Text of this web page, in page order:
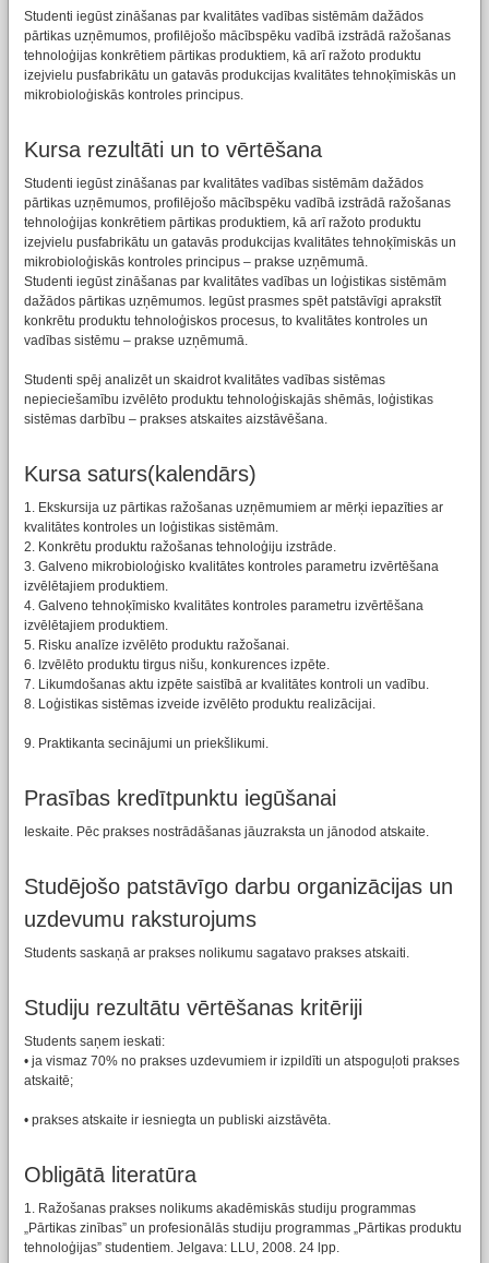
Studenti iegūst zināšanas par kvalitātes vadības sistēmām dažādos
pārtikas uzņēmumos, profilējošo mācībspēku vadībā izstrādā ražošanas
tehnoloģijas konkrētiem pārtikas produktiem, kā arī ražoto produktu
izejvielu pusfabrikātu un gatavās produkcijas kvalitātes tehnoķīmiskās un
mikrobioloģiskās kontroles principus.
Kursa rezultāti un to vērtēšana
Studenti iegūst zināšanas par kvalitātes vadības sistēmām dažādos
pārtikas uzņēmumos, profilējošo mācībspēku vadībā izstrādā ražošanas
tehnoloģijas konkrētiem pārtikas produktiem, kā arī ražoto produktu
izejvielu pusfabrikātu un gatavās produkcijas kvalitātes tehnoķīmiskās un
mikrobioloģiskās kontroles principus – prakse uzņēmumā.
Studenti iegūst zināšanas par kvalitātes vadības un loģistikas sistēmām
dažādos pārtikas uzņēmumos. Iegūst prasmes spēt patstāvīgi aprakstīt
konkrētu produktu tehnoloģiskos procesus, to kvalitātes kontroles un
vadības sistēmu – prakse uzņēmumā.
Studenti spēj analizēt un skaidrot kvalitātes vadības sistēmas
nepieciešamību izvēlēto produktu tehnoloģiskajās shēmās, loģistikas
sistēmas darbību – prakses atskaites aizstāvēšana.
Kursa saturs(kalendārs)
1. Ekskursija uz pārtikas ražošanas uzņēmumiem ar mērķi iepazīties ar
kvalitātes kontroles un loģistikas sistēmām.
2. Konkrētu produktu ražošanas tehnoloģiju izstrāde.
3. Galveno mikrobioloģisko kvalitātes kontroles parametru izvērtēšana
izvēlētajiem produktiem.
4. Galveno tehnoķīmisko kvalitātes kontroles parametru izvērtēšana
izvēlētajiem produktiem.
5. Risku analīze izvēlēto produktu ražošanai.
6. Izvēlēto produktu tirgus nišu, konkurences izpēte.
7. Likumdošanas aktu izpēte saistībā ar kvalitātes kontroli un vadību.
8. Loģistikas sistēmas izveide izvēlēto produktu realizācijai.
9. Praktikanta secinājumi un priekšlikumi.
Prasības kredītpunktu iegūšanai
Ieskaite. Pēc prakses nostrādāšanas jāuzraksta un jānodod atskaite.
Studējošo patstāvīgo darbu organizācijas un
uzdevumu raksturojums
Students saskaņā ar prakses nolikumu sagatavo prakses atskaiti.
Studiju rezultātu vērtēšanas kritēriji
Students saņem ieskati:
• ja vismaz 70% no prakses uzdevumiem ir izpildīti un atspoguļoti prakses
atskaitē;
• prakses atskaite ir iesniegta un publiski aizstāvēta.
Obligātā literatūra
1. Ražošanas prakses nolikums akadēmiskās studiju programmas
„Pārtikas zinības” un profesionālās studiju programmas „Pārtikas produktu
tehnoloģijas” studentiem. Jelgava: LLU, 2008. 24 lpp.